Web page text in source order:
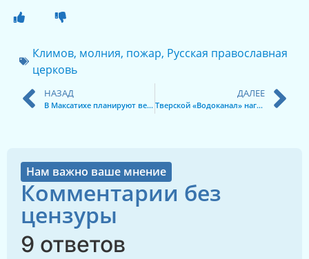
Климов, молния, пожар, Русская православная
церковь
НАЗАД
В Максатихе планируют вернуть в МУП коммунальные сети
ДАЛЕЕ
Тверской «Водоканал» нагнут ради «Тверской генерации»
Нам важно ваше мнение
Комментарии без
цензуры
9 ответов